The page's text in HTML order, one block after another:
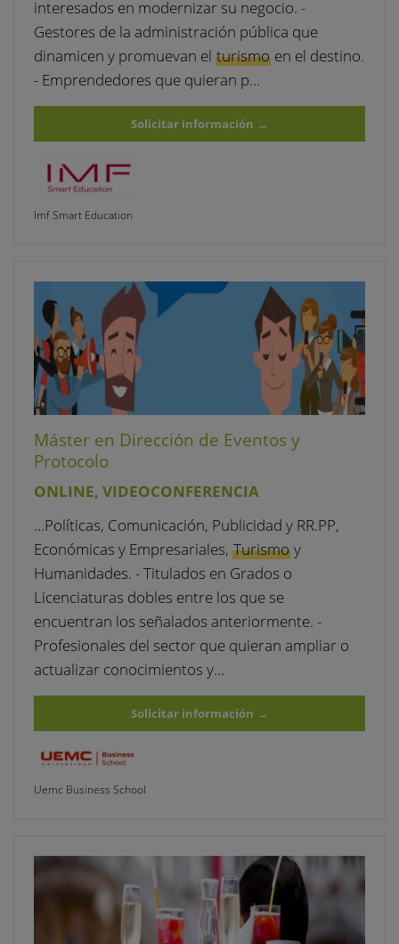
interesados en modernizar su negocio. -
Gestores de la administración pública que
dinamicen y promuevan el turismoen el destino.
- Emprendedores que quieran p…
Solicitar información →
Imf Smart Education
Máster en Dirección de Eventos y
Protocolo
ONLINE, VIDEOCONFERENCIA
…Políticas, Comunicación, Publicidad y RR.PP,
Económicas y Empresariales, Turismoy
Humanidades. - Titulados en Grados o
Licenciaturas dobles entre los que se
encuentran los señalados anteriormente. -
Profesionales del sector que quieran ampliar o
actualizar conocimientos y…
Solicitar información →
Uemc Business School